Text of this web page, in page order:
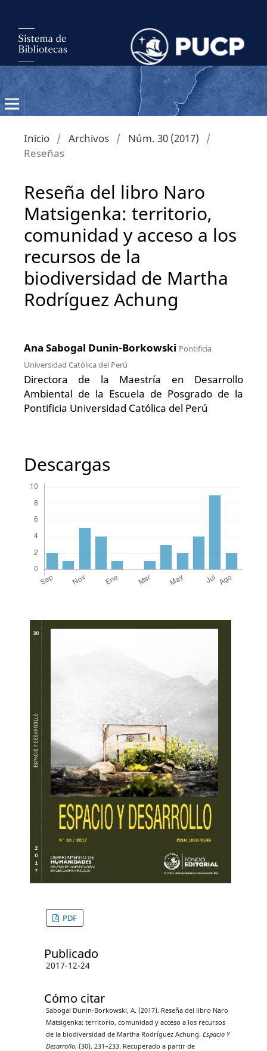
Inicio / Archivos / Núm. 30 (2017)
/
Reseñas
Reseña del libro Naro
Matsigenka: territorio,
comunidad y acceso a los
recursos de la
biodiversidad de Martha
Rodríguez Achung
Ana Sabogal Dunin-Borkowski Pontificia
Universidad Católica del Perú
Directora de la Maestría en Desarrollo
Ambiental de la Escuela de Posgrado de la
Pontificia Universidad Católica del Perú
Descargas
PDF
Publicado
2017-12-24
Cómo citar
Sabogal Dunin-Borkowski, A. (2017). Reseña del libro Naro
Matsigenka: territorio, comunidad y acceso a los recursos
de la biodiversidad de Martha Rodríguez Achung. Espacio Y
Desarrollo, (30), 231–233. Recuperado a partir de